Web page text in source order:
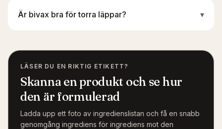
Är bivax bra för torra läppar? ▾
LÄSER DU EN RIKTIG ETIKETT?
Skanna en produkt och se hur
den är formulerad
Ladda upp ett foto av ingredienslistan och få en snabb
genomgång ingrediens för ingrediens mot den